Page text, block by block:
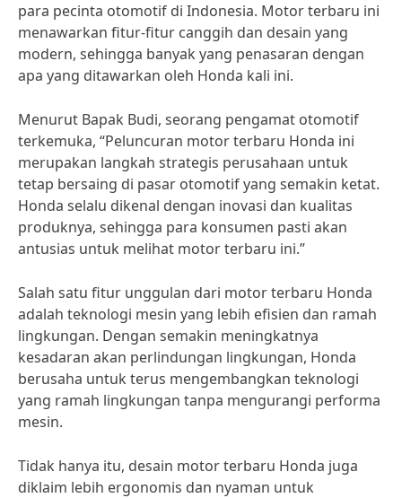
para pecinta otomotif di Indonesia. Motor terbaru ini
menawarkan fitur-fitur canggih dan desain yang
modern, sehingga banyak yang penasaran dengan
apa yang ditawarkan oleh Honda kali ini.
Menurut Bapak Budi, seorang pengamat otomotif
terkemuka, “Peluncuran motor terbaru Honda ini
merupakan langkah strategis perusahaan untuk
tetap bersaing di pasar otomotif yang semakin ketat.
Honda selalu dikenal dengan inovasi dan kualitas
produknya, sehingga para konsumen pasti akan
antusias untuk melihat motor terbaru ini.”
Salah satu fitur unggulan dari motor terbaru Honda
adalah teknologi mesin yang lebih efisien dan ramah
lingkungan. Dengan semakin meningkatnya
kesadaran akan perlindungan lingkungan, Honda
berusaha untuk terus mengembangkan teknologi
yang ramah lingkungan tanpa mengurangi performa
mesin.
Tidak hanya itu, desain motor terbaru Honda juga
diklaim lebih ergonomis dan nyaman untuk